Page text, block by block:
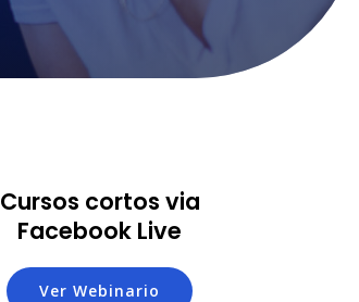
Cursos cortos via
Facebook Live
Ver Webinario